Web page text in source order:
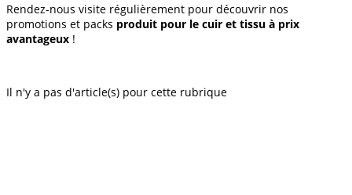
Rendez-nous visite régulièrement pour découvrir nos
promotions et packs produit pour le cuir et tissu à prix
avantageux !
Il n'y a pas d'article(s) pour cette rubrique